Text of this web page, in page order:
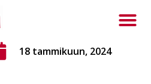
18 tammikuun, 2024